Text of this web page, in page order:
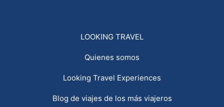
LOOKING TRAVEL
Quienes somos
Looking Travel Experiences
Blog de viajes de los más viajeros